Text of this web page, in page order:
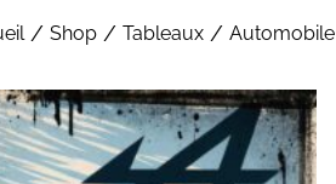
/ Shop / Tableaux / Automobile